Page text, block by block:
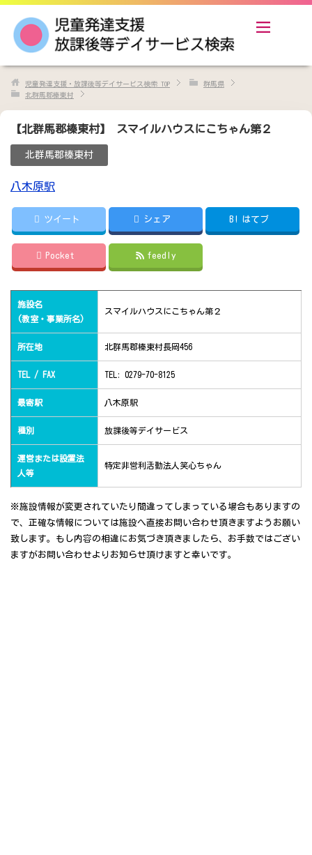
児童発達支援・放課後等デイサービス検索 TOP
群馬県
北群馬郡榛東村
【北群馬郡榛東村】 スマイルハウスにこちゃん第２
北群馬郡榛東村
八木原駅
ツイート シェア B! はてブ
Pocket feedly
施設名
(教室・事業所名)
スマイルハウスにこちゃん第２
所在地 北群馬郡榛東村長岡456
TEL / FAX TEL: 0279-70-8125
最寄駅 八木原駅
種別 放課後等デイサービス
運営または設置法
人等
特定非営利活動法人笑心ちゃん
※施設情報が変更されていたり間違ってしまっている場合もありますの
で、正確な情報については施設へ直接お問い合わせ頂きますようお願い
致します。もし内容の相違にお気づき頂きましたら、お手数ではござい
ますがお問い合わせよりお知らせ頂けますと幸いです。